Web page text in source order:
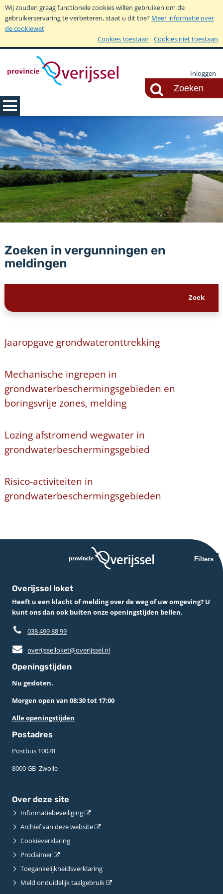
Wij zouden graag functionele cookies willen gebruiken om de
gebruikerservaring te verbeteren, staat u dit toe? Meer informatie over
de cookiewet
Cookies toestaan
Cookies niet toestaan
Inloggen
Zoeken in vergunningen en
meldingen
Jaaropgave grondwateronttrekking
Mechanische ingrepen in
grondwaterbeschermingsgebieden en
boringsvrije zones, melding
Lozing afstromend wegwater in
grondwaterbeschermingsgebied
Risico-activiteiten in
grondwaterbeschermingsgebieden
Filters
Overijssel loket
Heeft u een klacht of melding over de weg of uw omgeving? U
kunt ons dan ook buiten onze openingstijden bellen.
038 499 88 99
overijsselloket@overijssel.nl
Openingstijden
Nu gesloten.
Morgen open van 08:30 tot 17:00
Alle openingstijden
Postadres
Postbus 10078 ­
8000 GB ­ Zwolle
Over deze site
Informatiebeveiliging
Archief van deze website
Cookieverklaring
Proclaimer
Toegankelijkheidsverklaring
Meld onduidelijk taalgebruik